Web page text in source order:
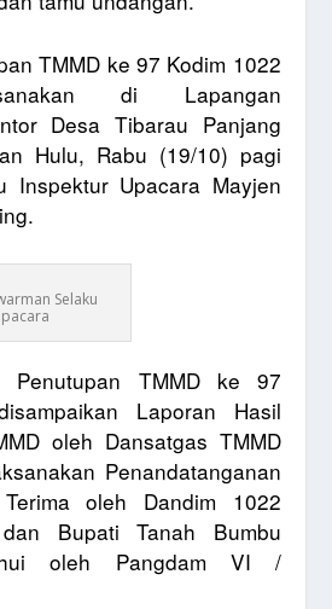
TMMD ke 97 Kodim 1022
di Lapangan
Desa Tibarau Panjang
Hulu, Rabu (19/10) pagi
Inspektur Upacara Mayjen
Selaku
Penutupan TMMD ke 97
Laporan Hasil
oleh Dansatgas TMMD
Penandatanganan
oleh Dandim 1022
Bupati Tanah Bumbu
oleh Pangdam VI /